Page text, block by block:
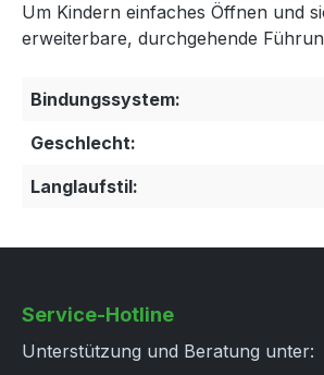
Um Kindern einfaches Öffnen und
erweiterbare, durchgehende
Bindungssystem:
Geschlecht:
Langlaufstil:
Service-Hotline
Unterstützung und Beratung unter: